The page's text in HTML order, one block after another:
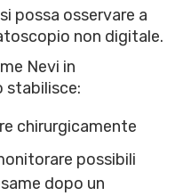
possa osservare a
non digitale.
Nevi in
stabilisce:
chirurgicamente
possibili
dopo un